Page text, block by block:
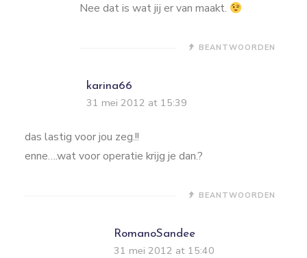
Nee dat is wat jij er van maakt.
BEANTWOORDEN
karina66
31 mei 2012 at 15:39
das lastig voor jou zeg.!!
enne….wat voor operatie krijg je dan.?
BEANTWOORDEN
RomanoSandee
31 mei 2012 at 15:40